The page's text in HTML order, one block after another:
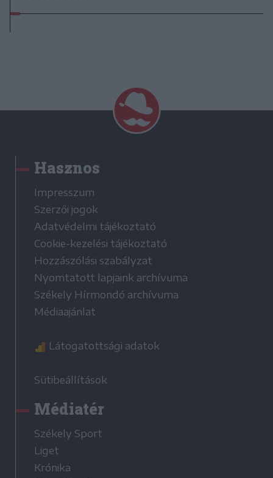
Hasznos
Impresszum
Szerzői jogok
Adatvédelmi tájékoztató
Cookie-kezelési tájékoztató
Hozzászólási szabályzat
Nyomtatott lapjaink archívuma
Székely Hírmondó archívuma
Médiaajánlat
Látogatottsági adatok
Sütibeállítások
Médiatér
Székely Sport
Liget
Krónika